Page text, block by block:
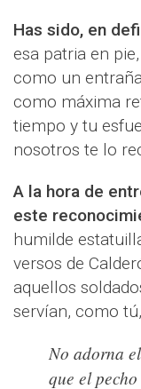
Has sido, en
esa patria en
como un
como máxima
tiempo y tu
nosotros te lo
A la hora de
este
humilde
versos de
aquellos
servían, como
No adorna
que el